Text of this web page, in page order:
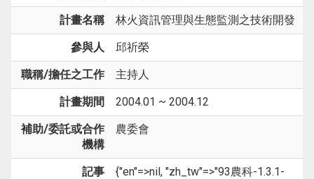
計畫名稱 林火資訊管理與生態監測之技術開發
參與人 邱祈榮
職稱/擔任之工作 主持人
計畫期間 2004.01 ~ 2004.12
補助/委託或合作
機構
農委會
記事
{"en"=>nil, "zh_tw"=>"93農科-1.3.1-